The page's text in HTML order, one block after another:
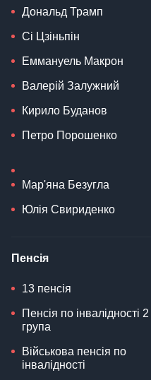
Дональд Трамп
Сі Цзіньпін
Еммануель Макрон
Валерій Залужний
Кирило Буданов
Петро Порошенко
Мар'яна Безугла
Юлія Свириденко
Пенсія
13 пенсія
Пенсія по інвалідності 2
група
Військова пенсія по
інвалідності